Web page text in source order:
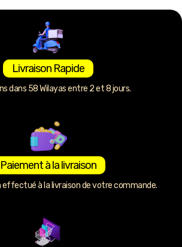
Livraison Rapide
dans 58 Wilayas entre 2 et 8 jours.
Paiement à la livraison
effectué à la livraison de votre commande.